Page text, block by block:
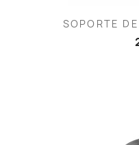
SOPORTE